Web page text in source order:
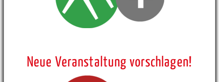
Neue Veranstaltung vorschlagen!